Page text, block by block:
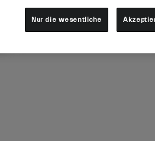
Nur die wesentliche